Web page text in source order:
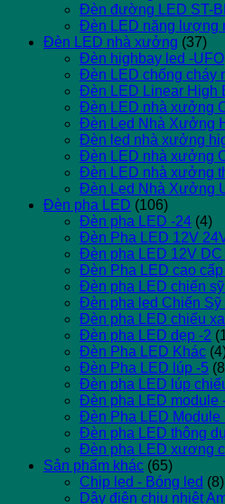
Đèn đường LED ST-
Đèn LED năng lượng
Đèn LED nhà xưởng (37)
Đèn highbay led -UFO
Đèn LED chống cháy
Đèn LED Linear High
Đèn LED nhà xưởng
Đèn Led Nhà Xưởng
Đèn led nhà xưởng
Đèn LED nhà xưởng
Đèn LED nhà xưởng
Đèn Led Nhà Xưởng
Đèn pha LED (106)
Đèn pha LED -24 (4)
Đèn Pha LED 12V
Đèn pha LED 12V
Đèn Pha LED cao cấp
Đèn pha LED chiến
Đèn pha led Chiến Sỹ
Đèn pha LED chiếu
Đèn pha LED dẹp -2
Đèn Pha LED Khác
Đèn Pha LED lúp -5
Đèn pha LED lúp
Đèn pha LED module
Đèn Pha LED Module
Đèn pha LED thông
Đèn pha LED xương
Sản phẩm khác (65)
Chip led - Bóng led (8)
Dây điện chịu nhiệt